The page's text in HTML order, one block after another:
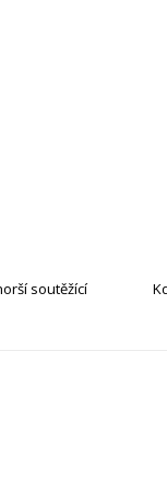
d
soutěžící